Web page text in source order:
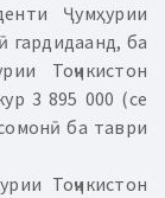
Ҷумҳурии
гардидаанд, ба
Тоҷикистон
3 895 000 (се
ба таври
Тоҷикистон